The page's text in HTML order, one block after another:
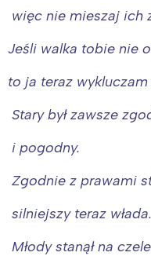
więc nie mieszaj ich
Jeśli walka tobie nie
to ja teraz
Stary był zawsze
i pogodny.
Zgodnie z prawami
silniejszy teraz włada.
Młody stanął na